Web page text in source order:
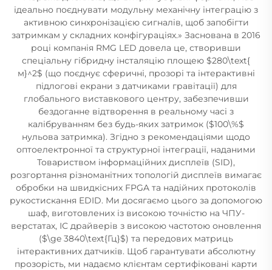
ідеально поєднувати модульну механічну інтеграцію з
активною синхронізацією сигналів, щоб запобігти
затримкам у складних конфігураціях.» Заснована в 2016
році компанія RMG LED довела це, створивши
спеціальну гібридну інсталяцію площею $280\text{
м}^2$ (що поєднує сферичні, прозорі та інтерактивні
підлогові екрани з датчиками гравітації) для
глобального виставкового центру, забезпечивши
бездоганне відтворення в реальному часі з
калібруванням без будь-яких затримок ($100\%$
нульова затримка). Згідно з рекомендаціями щодо
оптоелектронної та структурної інтеграції, наданими
Товариством інформаційних дисплеїв (SID),
розгортання різноманітних топологій дисплеїв вимагає
обробки на швидкісних FPGA та надійних протоколів
рукостискання EDID. Ми досягаємо цього за допомогою
шаф, виготовлених із високою точністю на ЧПУ-
верстатах, ІС драйверів з високою частотою оновлення
($\ge 3840\text{Гц}$) та передових матриць
інтерактивних датчиків. Щоб гарантувати абсолютну
прозорість, ми надаємо клієнтам сертифіковані карти